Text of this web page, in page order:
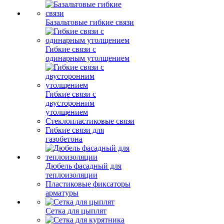
Базальтовые гибкие связи
Гибкие связи с
одинарным утолщением
Гибкие связи с
двусторонним
утолщением
Стеклопластиковые связи
Гибкие связи для
газобетона
Дюбель фасадный для
теплоизоляции
Пластиковые фиксаторы
арматуры
Сетка для цыплят